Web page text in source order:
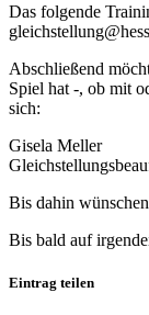
Das folgende
Abschließend
Spiel hat -, ob mit
sich:
Gisela
Bis dahin
Bis bald auf
Eintrag teilen